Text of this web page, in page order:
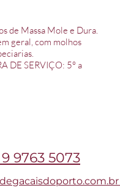
de Massa Mole e Dura.
geral, com molhos
DE SERVIÇO: 5° a
9 9763 5073